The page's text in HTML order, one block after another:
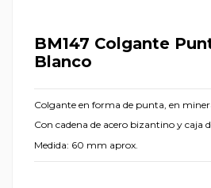
BM147 Colgante
Blanco
Colgante en forma de punta, en
Con cadena de acero bizantino y caja
Medida: 60 mm aprox.